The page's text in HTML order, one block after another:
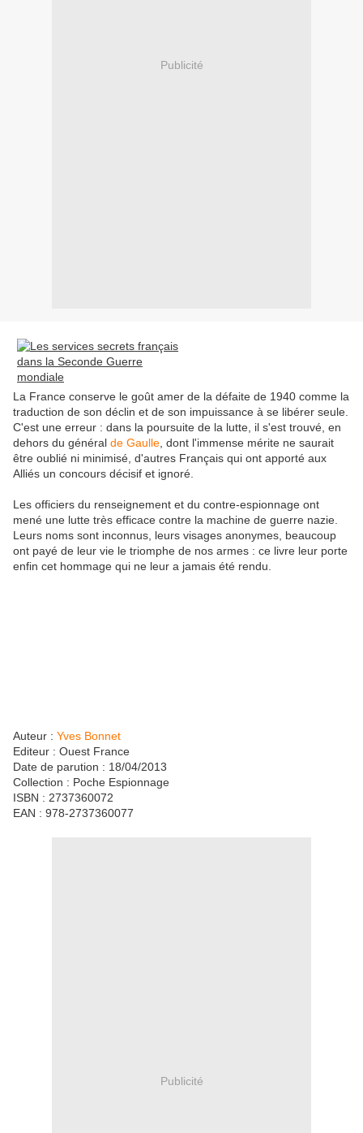
Publicité
La France conserve le goût amer de la défaite de 1940 comme la
traduction de son déclin et de son impuissance à se libérer seule.
C'est une erreur : dans la poursuite de la lutte, il s'est trouvé, en
dehors du général de Gaulle , dont l'immense mérite ne saurait
être oublié ni minimisé, d'autres Français qui ont apporté aux
Alliés un concours décisif et ignoré.
Les officiers du renseignement et du contre-espionnage ont
mené une lutte très efficace contre la machine de guerre nazie.
Leurs noms sont inconnus, leurs visages anonymes, beaucoup
ont payé de leur vie le triomphe de nos armes : ce livre leur porte
enfin cet hommage qui ne leur a jamais été rendu.
Auteur : Yves Bonnet
Editeur : Ouest France
Date de parution : 18/04/2013
Collection : Poche Espionnage
ISBN : 2737360072
EAN : 978-2737360077
Publicité